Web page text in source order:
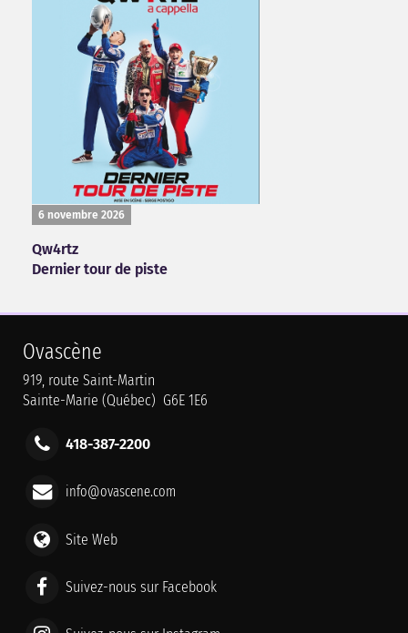
6 novembre 2026
Qw4rtz
Dernier tour de piste
Ovascène
919, route Saint-Martin
Sainte-Marie (Québec) G6E 1E6
418-387-2200
info@ovascene.com
Site Web
Suivez-nous sur Facebook